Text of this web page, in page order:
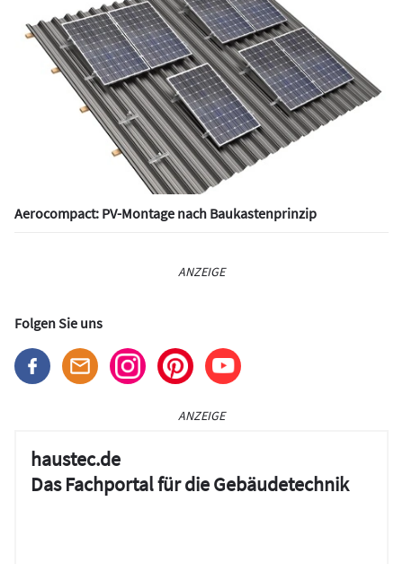
Aerocompact: PV-Montage nach Baukastenprinzip
ANZEIGE
Folgen Sie uns
ANZEIGE
haustec.de
Das Fachportal für die Gebäudetechnik